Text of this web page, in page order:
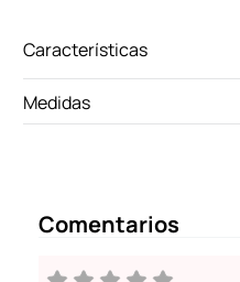
Características
Medidas
Comentarios